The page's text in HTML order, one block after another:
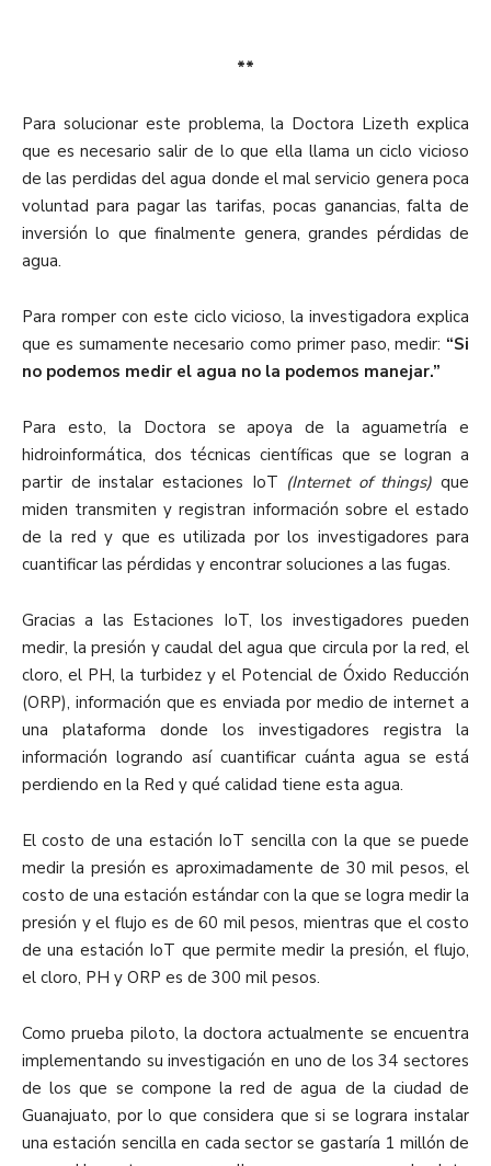
**
Para solucionar este problema, la Doctora Lizeth explica
que es necesario salir de lo que ella llama un ciclo vicioso
de las perdidas del agua donde el mal servicio genera poca
voluntad para pagar las tarifas, pocas ganancias, falta de
inversión lo que finalmente genera, grandes pérdidas de
agua.
Para romper con este ciclo vicioso, la investigadora explica
que es sumamente necesario como primer paso, medir: “Si
no podemos medir el agua no la podemos manejar.”
Para esto, la Doctora se apoya de la aguametría e
hidroinformática, dos técnicas científicas que se logran a
partir de instalar estaciones IoT (Internet of things) que
miden transmiten y registran información sobre el estado
de la red y que es utilizada por los investigadores para
cuantificar las pérdidas y encontrar soluciones a las fugas.
Gracias a las Estaciones IoT, los investigadores pueden
medir, la presión y caudal del agua que circula por la red, el
cloro, el PH, la turbidez y el Potencial de Óxido Reducción
(ORP), información que es enviada por medio de internet a
una plataforma donde los investigadores registra la
información logrando así cuantificar cuánta agua se está
perdiendo en la Red y qué calidad tiene esta agua.
El costo de una estación IoT sencilla con la que se puede
medir la presión es aproximadamente de 30 mil pesos, el
costo de una estación estándar con la que se logra medir la
presión y el flujo es de 60 mil pesos, mientras que el costo
de una estación IoT que permite medir la presión, el flujo,
el cloro, PH y ORP es de 300 mil pesos.
Como prueba piloto, la doctora actualmente se encuentra
implementando su investigación en uno de los 34 sectores
de los que se compone la red de agua de la ciudad de
Guanajuato, por lo que considera que si se lograra instalar
una estación sencilla en cada sector se gastaría 1 millón de